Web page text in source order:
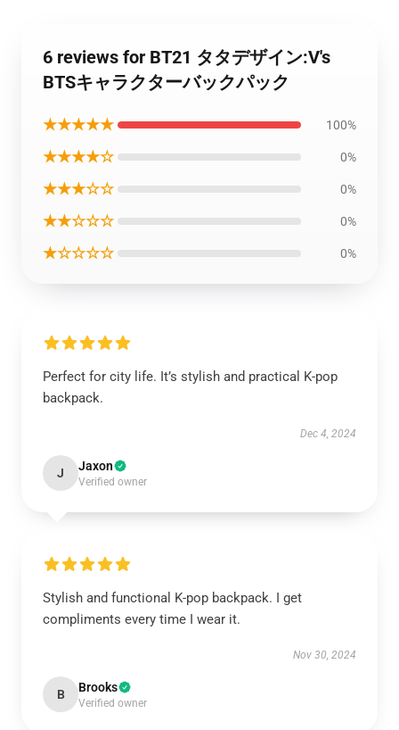
6 reviews for BT21 タタデザイン:V's
BTSキャラクターバックパック
★★★★★ 100%
★★★★☆ 0%
★★★☆☆ 0%
★★☆☆☆ 0%
★☆☆☆☆ 0%
Perfect for city life. It’s stylish and practical K-pop
backpack.
Dec 4, 2024
J Jaxon
Verified owner
Stylish and functional K-pop backpack. I get
compliments every time I wear it.
Nov 30, 2024
B Brooks
Verified owner